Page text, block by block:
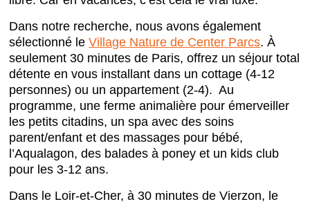
Dans notre recherche, nous avons également
sélectionné leVillage Nature de Center Parcs. À
seulement 30 minutes de Paris, offrez un séjour total
détente en vous installant dans un cottage (4-12
personnes) ou un appartement (2-4). Au
programme, une ferme animalière pour émerveiller
les petits citadins, un spa avec des soins
parent/enfant et des massages pour bébé,
l’Aqualagon, des balades à poney et un kids club
pour les 3-12 ans.
Dans le Loir-et-Cher, à 30 minutes de Vierzon, le